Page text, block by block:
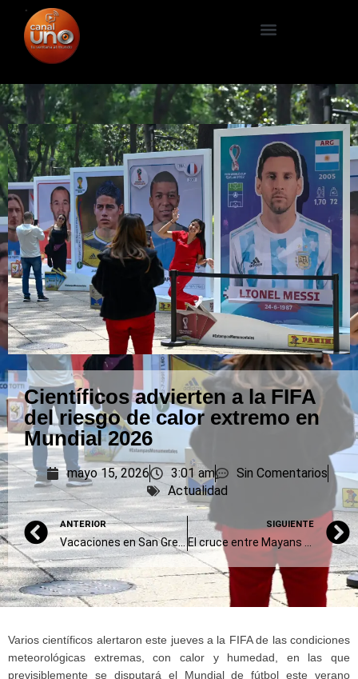
Científicos advierten a la FIFA
del riesgo de calor extremo en
Mundial 2026
mayo 15, 2026 3:01 am
Sin Comentarios
Actualidad
ANTERIOR
Vacaciones en San Gregorio (II)
SIGUIENTE
Varios científicos alertaron este jueves a la FIFA de las condiciones
meteorológicas extremas, con calor y humedad, en las que
previsiblemente se disputará el Mundial de fútbol este verano